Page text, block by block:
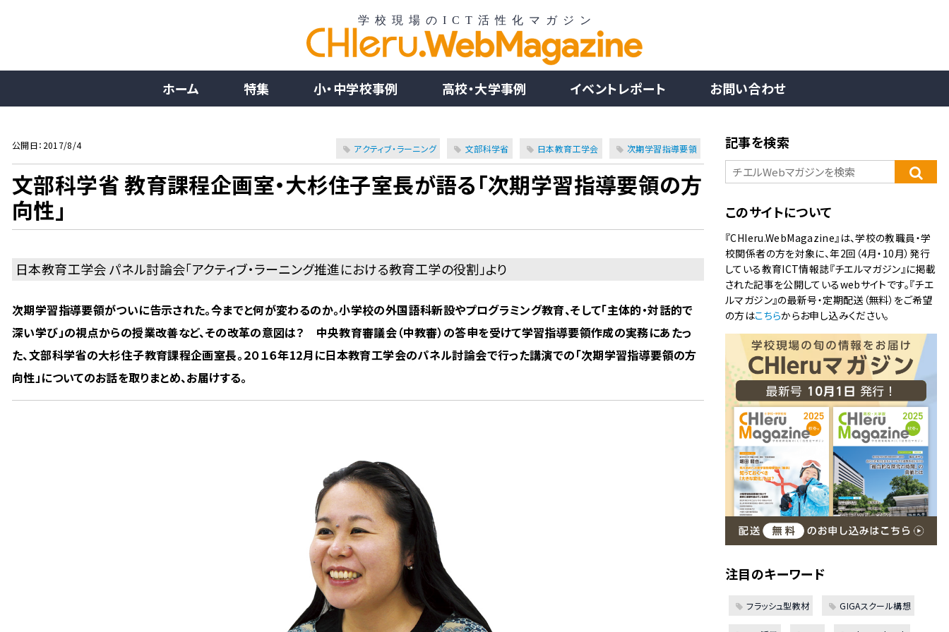
ホーム 特集 小・中学校事例 高校・大学事例 イベントレポート お問い合わせ
公開日：2017/8/4 アクティブ・ラーニング 文部科学省 日本教育工学会 次期学習指導要領
文部科学省 教育課程企画室・大杉住子室長が語る「次期学習指導要領の方
向性」
日本教育工学会 パネル討論会「アクティブ・ラーニング推進における教育工学の役割」より
次期学習指導要領がついに告示された。今までと何が変わるのか。小学校の外国語科新設やプログラミング教育、そして「主体的・対話的で
深い学び」の視点からの授業改善など、その改革の意図は？ 中央教育審議会（中教審）の答申を受けて学習指導要領作成の実務にあたっ
た、文部科学省の大杉住子教育課程企画室長。２０１６年12月に日本教育工学会のパネル討論会で行った講演での「次期学習指導要領の方
向性」についてのお話を取りまとめ、お届けする。
記事を検索
このサイトについて
『CHIeru.WebMagazine』は、学校の教職員・学
校関係者の方を対象に、年2回（4月・10月）発行
している教育ICT情報誌『チエルマガジン』に掲載
された記事を公開しているwebサイトです。『チエ
ルマガジン』の最新号・定期配送（無料）をご希望
の方はこちらからお申し込みください。
注目のキーワード
フラッシュ型教材 GIGAスクール構想